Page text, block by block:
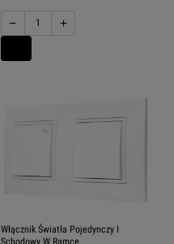
− +
Włącznik Światła Pojedynczy I
Schodowy W Ramce